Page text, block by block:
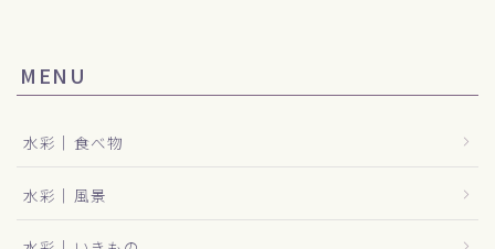
MENU
水彩｜食べ物
水彩｜風景